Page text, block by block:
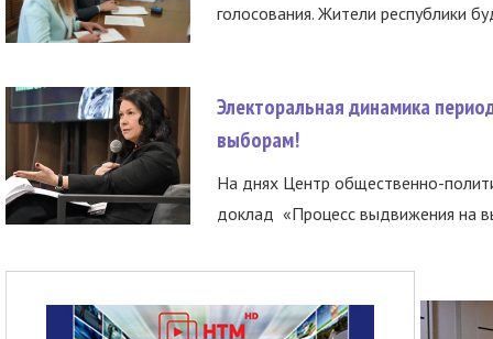
голосования. Жители республики
Электоральная динамика
выборам!
На днях Центр общественно-
доклад «Процесс выдвижения на